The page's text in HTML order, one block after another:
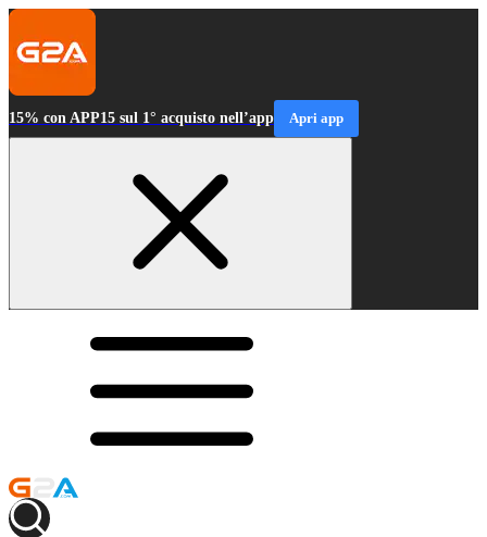
15% con APP15 sul 1° acquisto nell’app Apri app